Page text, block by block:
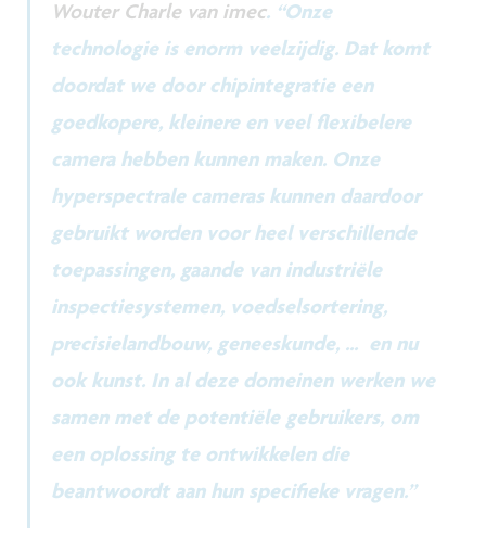
Wouter Charle van imec. “Onze
technologie is enorm veelzijdig. Dat komt
doordat we door chipintegratie een
goedkopere, kleinere en veel flexibelere
camera hebben kunnen maken. Onze
hyperspectrale cameras kunnen daardoor
gebruikt worden voor heel verschillende
toepassingen, gaande van industriële
inspectiesystemen, voedselsortering,
precisielandbouw, geneeskunde, ... en nu
ook kunst. In al deze domeinen werken we
samen met de potentiële gebruikers, om
een oplossing te ontwikkelen die
beantwoordt aan hun specifieke vragen.”